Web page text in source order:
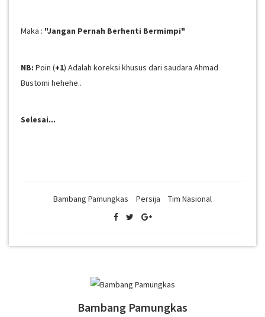
Maka : "Jangan Pernah Berhenti Bermimpi"
NB: Poin (+1) Adalah koreksi khusus dari saudara Ahmad
Bustomi hehehe..
Selesai...
Bambang Pamungkas Persija Tim Nasional
Bambang Pamungkas